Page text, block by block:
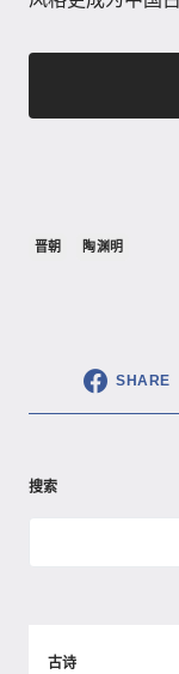
晋朝 陶渊明
SHARE
搜索
古诗